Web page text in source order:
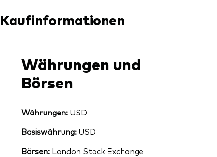
Kaufinformationen
Währungen und
Börsen
Währungen:USD
Basiswährung:USD
Börsen:London Stock Exchange